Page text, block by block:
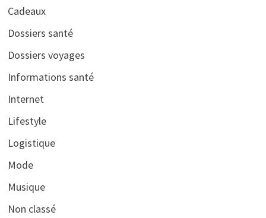
Cadeaux
Dossiers santé
Dossiers voyages
Informations santé
Internet
Lifestyle
Logistique
Mode
Musique
Non classé